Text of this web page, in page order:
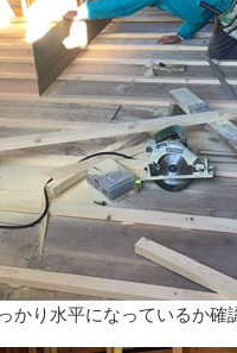
かり水平になっているか確